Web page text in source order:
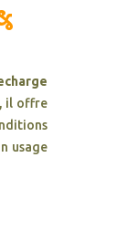
il offre
usage